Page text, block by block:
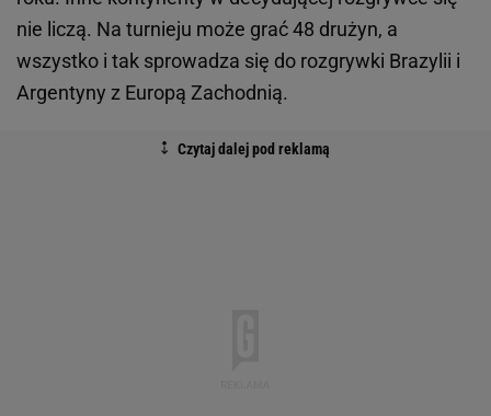
nie liczą. Na turnieju może grać 48 drużyn, a
wszystko i tak sprowadza się do rozgrywki Brazylii i
Argentyny z Europą Zachodnią.